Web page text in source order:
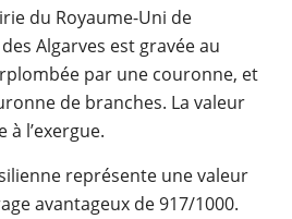
du Royaume-Uni de
Algarves est gravée au
par une couronne, et
de branches. La valeur
à l’exergue.
représente une valeur
avantageux de 917/1000.